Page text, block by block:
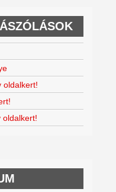
oldalkert!
oldalkert!